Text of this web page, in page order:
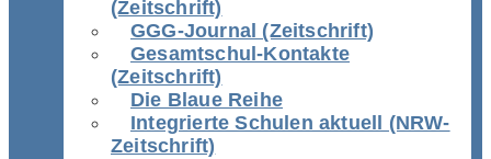
(Zeitschrift)
GGG-Journal (Zeitschrift)
Gesamtschul-Kontakte
(Zeitschrift)
Die Blaue Reihe
Integrierte Schulen aktuell (NRW-
Zeitschrift)